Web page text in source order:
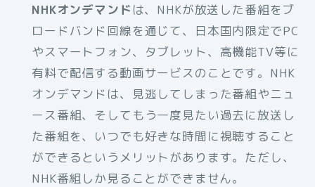
NHKオンデマンド は、NHKが放送した番組をブ
ロードバンド回線を通じて、日本国内限定でPC
やスマートフォン、タブレット、高機能TV等に
有料で配信する動画サービスのことです。NHK
オンデマンドは、見逃してしまった番組やニュ
ース番組、そしてもう一度見たい過去に放送し
た番組を、いつでも好きな時間に視聴すること
ができるというメリットがあります。ただし、
NHK番組しか見ることができません。